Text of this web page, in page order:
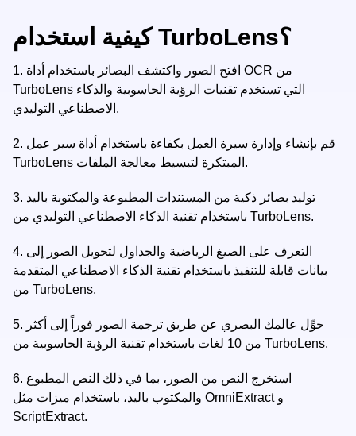
كيفية استخدام TurboLens؟
1. افتح الصور واكتشف البصائر باستخدام أداة OCR من
TurboLens التي تستخدم تقنيات الرؤية الحاسوبية والذكاء
الاصطناعي التوليدي.
2. قم بإنشاء وإدارة سيرة العمل بكفاءة باستخدام أداة سير عمل
TurboLens المبتكرة لتبسيط معالجة الملفات.
3. توليد بصائر ذكية من المستندات المطبوعة والمكتوبة باليد
باستخدام تقنية الذكاء الاصطناعي التوليدي من TurboLens.
4. التعرف على الصيغ الرياضية والجداول لتحويل الصور إلى
بيانات قابلة للتنفيذ باستخدام تقنية الذكاء الاصطناعي المتقدمة
من TurboLens.
5. حوِّل عالمك البصري عن طريق ترجمة الصور فوراً إلى أكثر
من 10 لغات باستخدام تقنية الرؤية الحاسوبية من TurboLens.
6. استخرج النص من الصور، بما في ذلك النص المطبوع
والمكتوب باليد، باستخدام ميزات مثل OmniExtract و
ScriptExtract.